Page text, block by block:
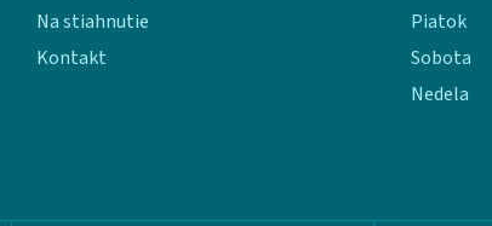
Na stiahnutie
Kontakt
Piatok
Sobota
Nedela